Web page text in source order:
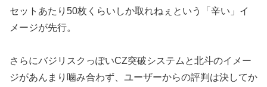
セットあたり50枚 くらいしか取れねぇという「辛い」イ
メージが先行。
さらにバジリスクっぽいCZ突破システムと北斗のイメー
ジがあん まり噛み合わず、ユーザーからの評判は決してか